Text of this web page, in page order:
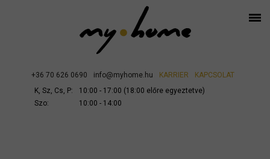
+36 70 626 0690 info@myhome.hu KARRIER
KAPCSOLAT
K, Sz, Cs, P:
10:00 - 17:00 (18:00 előre egyeztetve)
Szo:
10:00 - 14:00